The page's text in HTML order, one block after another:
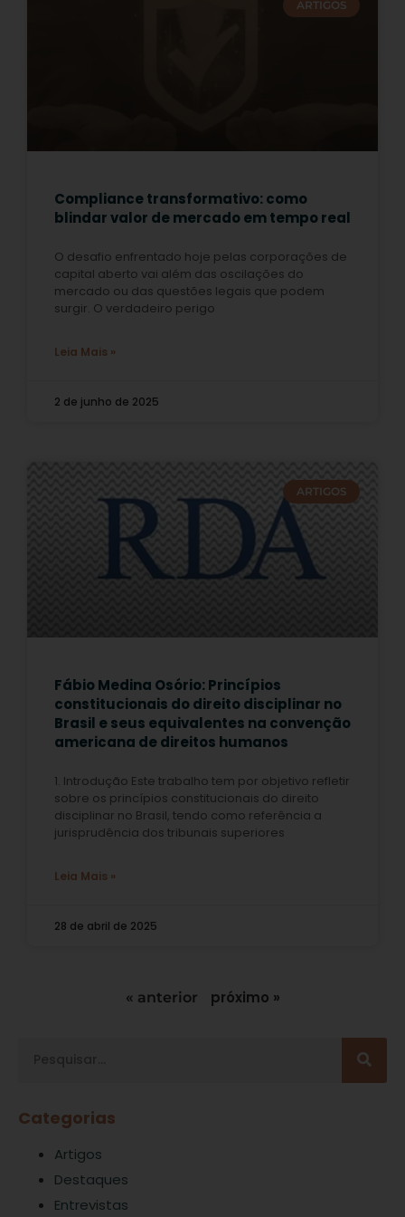
ARTIGOS
Compliance transformativo: como
blindar valor de mercado em tempo real
O desafio enfrentado hoje pelas corporações de
capital aberto vai além das oscilações do
mercado ou das questões legais que podem
surgir. O verdadeiro perigo
Leia Mais »
2 de junho de 2025
ARTIGOS
Fábio Medina Osório: Princípios
constitucionais do direito disciplinar no
Brasil e seus equivalentes na convenção
americana de direitos humanos
1. Introdução Este trabalho tem por objetivo refletir
sobre os princípios constitucionais do direito
disciplinar no Brasil, tendo como referência a
jurisprudência dos tribunais superiores
Leia Mais »
28 de abril de 2025
« anterior próximo »
Categorias
Artigos
Destaques
Entrevistas